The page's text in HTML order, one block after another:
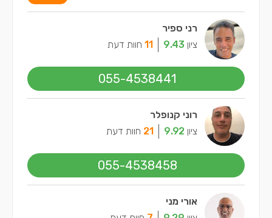
רני ספיר
ציון 9.43
11 חוות דעת
055-4538441
רוני קנופלר
ציון 9.92
21 חוות דעת
055-4538458
אורי מני